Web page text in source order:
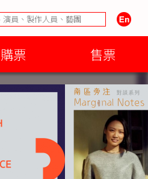
購票 售票